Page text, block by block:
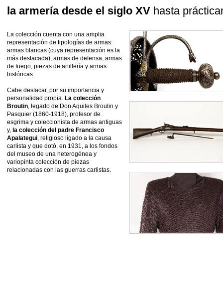
la armería desde el siglo XV hasta
La colección cuenta con una amplia
representación de tipologías de armas:
armas blancas (cuya representación es la
más destacada), armas de defensa, armas
de fuego, piezas de artillería y armas
históricas.
Cabe destacar, por su importancia y
personalidad propia. La colección
Broutin, legado de Don Aquiles Broutin y
Pasquier (1860-1918), profesor de
esgrima y coleccionista de armas antiguas
y, la colección del padre Francisco
Apalategui, religioso ligado a la causa
carlista y que dotó, en 1931, a los fondos
del museo de una heterogénea y
variopinta colección de piezas
relacionadas con las guerras carlistas.